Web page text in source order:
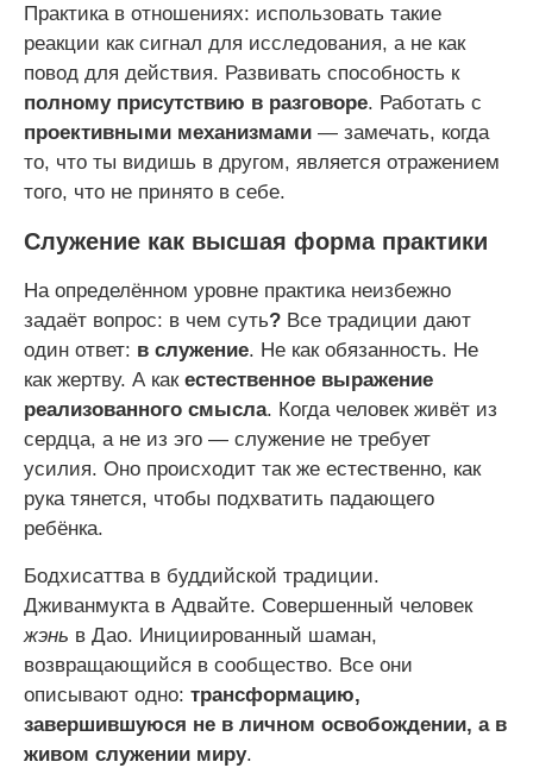
Практика в отношениях: использовать такие
реакции как сигнал для исследования, а не как
повод для действия. Развивать способность к
полному присутствию в разговоре. Работать с
проективными механизмами — замечать, когда
то, что ты видишь в другом, является отражением
того, что не принято в себе.
Служение как высшая форма практики
На определённом уровне практика неизбежно
задаёт вопрос: в чем суть? Все традиции дают
один ответ: в служение. Не как обязанность. Не
как жертву. А как естественное выражение
реализованного смысла. Когда человек живёт из
сердца, а не из эго — служение не требует
усилия. Оно происходит так же естественно, как
рука тянется, чтобы подхватить падающего
ребёнка.
Бодхисаттва в буддийской традиции.
Дживанмукта в Адвайте. Совершенный человек
жэнь в Дао. Инициированный шаман,
возвращающийся в сообщество. Все они
описывают одно: трансформацию,
завершившуюся не в личном освобождении, а в
живом служении миру.